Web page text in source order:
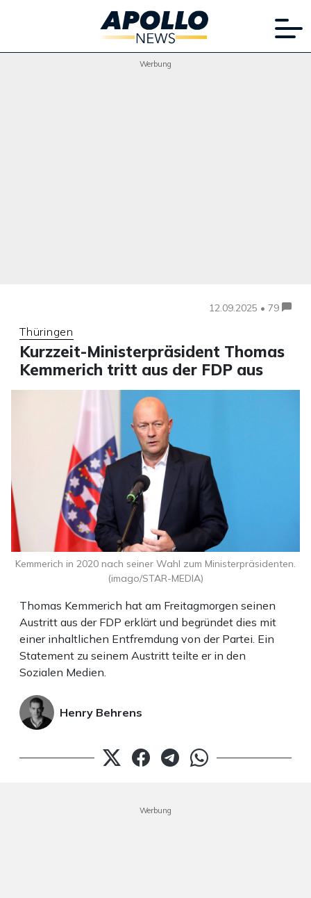
Werbung
12.09.2025 • 79
Thüringen
Kurzzeit-Ministerpräsident Thomas
Kemmerich tritt aus der FDP aus
Thomas Kemmerich hat am Freitagmorgen seinen
Austritt aus der FDP erklärt und begründet dies mit
einer inhaltlichen Entfremdung von der Partei. Ein
Statement zu seinem Austritt teilte er in den
Sozialen Medien.
Henry Behrens
Kemmerich in 2020 nach seiner Wahl zum Ministerpräsidenten.
(imago/STAR-MEDIA)
Werbung